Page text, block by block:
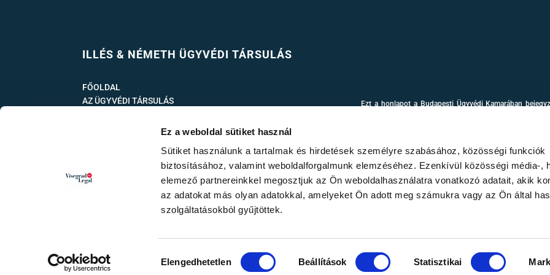
Ez a weboldal sütiket használ
Sütiket használunk a tartalmak és hirdetések személyre szabásához, közösségi funkciók
biztosításához, valamint weboldalforgalmunk elemzéséhez. Ezenkívül közösségi média-,
elemező partnereinkkel megosztjuk az Ön weboldalhasználatra vonatkozó adatait, akik
az adatokat más olyan adatokkal, amelyeket Ön adott meg számukra vagy az Ön által
szolgáltatásokból gyűjtöttek.
kiválasztása
Elengedhetetlen Beállítások Statisztikai
ILLÉS & NÉMETH ÜGYVÉDI TÁRSULÁS
FŐOLDAL
AZ ÜGYVÉDI TÁRSULÁS
ADATKEZELÉSI TÁJÉKOZTATÓ
ADATKEZELÉSI TÁJÉKOZTATÓ ELEKTRONIKUS
HÍRLEVÉLKÜLDÉSSEL KAPCSOLATOS ADATKEZELÉSRŐL
Ezt a honlapot a Budapesti Ügyvédi Kamarában
A weboldalon található információk kizárólag
tanácsadásnak, illetve nem hoz létre ügyvéd-ügyfél
tanácsadóhoz.
Igyekeztünk az információkat és a linkeket pontosan
ezek felhasználásából eredő károkért.
A weboldal tartalmának szerzői jogai az Illés & Németh
Webdesign: ZK Design-Ügyvédhonlap